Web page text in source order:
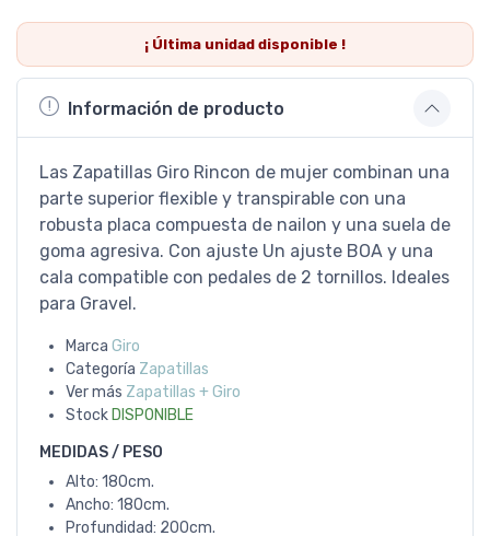
¡ Última unidad disponible !
Información de producto
Las Zapatillas Giro Rincon de mujer combinan una
parte superior flexible y transpirable con una
robusta placa compuesta de nailon y una suela de
goma agresiva. Con ajuste Un ajuste BOA y una
cala compatible con pedales de 2 tornillos. Ideales
para Gravel.
Marca Giro
Categoría Zapatillas
Ver más Zapatillas + Giro
Stock DISPONIBLE
MEDIDAS / PESO
Alto: 180cm.
Ancho: 180cm.
Profundidad: 200cm.